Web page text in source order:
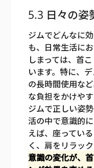
5.3 日々の姿
ジムでどんなに
も、日常生活に
しまっては、首
います。特に、
の長時間使用な
な負担をかけやす
ジムで正しい姿
活の中で意識的
えば、座ってい
く、肩をリラッ
意識の変化が、